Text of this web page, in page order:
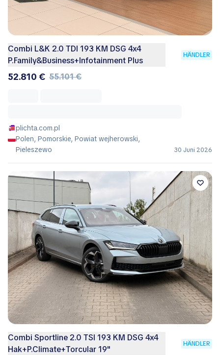
Combi L&K 2.0 TDI 193 KM DSG 4x4
P.Family&Business+Infotainment Plus
HÄNDLER
52.810 € 55.101 €
plichta.com.pl
Polen, Pomorskie, Powiat wejherowski,
Pieleszewo
30 Juni 2026
Combi Sportline 2.0 TSI 193 KM DSG 4x4
Hak+P.Climate+Torcular 19"
HÄNDLER